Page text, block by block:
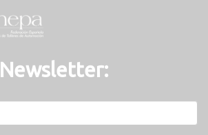
Newsletter: